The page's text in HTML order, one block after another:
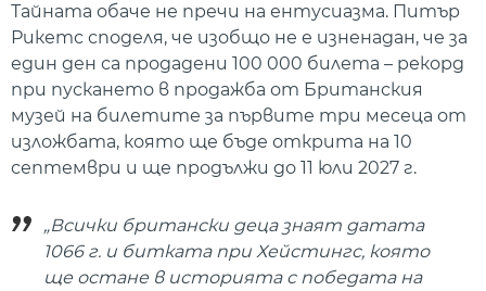
Тайната обаче не пречи на ентусиазма. Питър
Рикетс споделя, че изобщо не е изненадан, че за
един ден са продадени 100 000 билета – рекорд
при пускането в продажба от Британския
музей на билетите за първите три месеца от
изложбата, която ще бъде открита на 10
септември и ще продължи до 11 юли 2027 г.
„Всички британски деца знаят датата
1066 г. и битката при Хейстингс, която
ще остане в историята с победата на